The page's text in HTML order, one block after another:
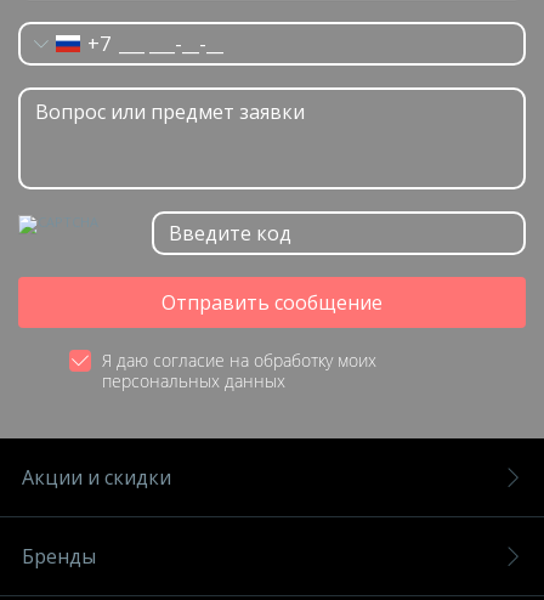
+7
Отправить сообщение
Я даю согласие на обработку моих
персональных данных
Акции и скидки
Бренды